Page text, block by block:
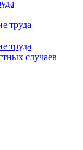
труда
труда
случаев